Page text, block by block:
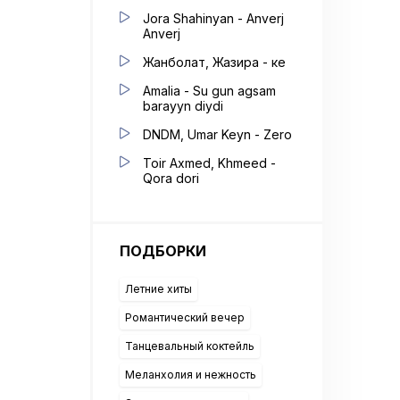
Jora Shahinyan - Anverj
Anverj
Жанболат, Жазира - Әке
Amalia - Su gun agsam
barayyn diydi
DNDM, Umar Keyn - Zero
Toir Axmed, Khmeed -
Qora dori
ПОДБОРКИ
Летние хиты
Романтический вечер
Танцевальный коктейль
Меланхолия и нежность